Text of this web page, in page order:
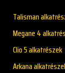
Talisman
Megane 4
Clio 5 alkatrészek
Arkana